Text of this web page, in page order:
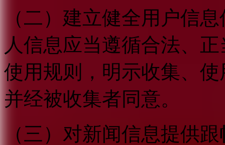
（二）建立健全用户信
人信息应当遵循合法、
使用规则，明示收集、
并经被收集者同意。
（三）对新闻信息提供